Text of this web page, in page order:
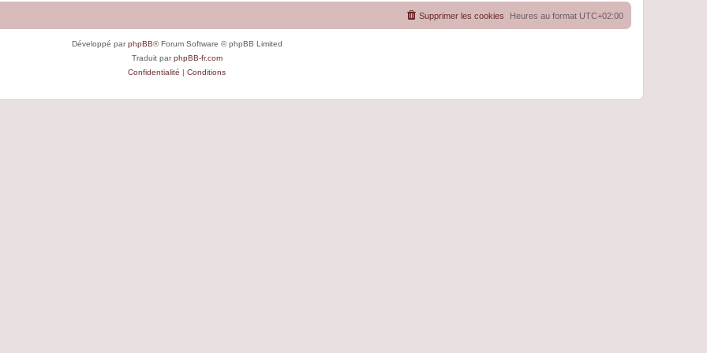
Heures au format UTC+02:00
Supprimer les cookies
Développé parphpBB® Forum Software © phpBB Limited
Traduit parphpBB-fr.com
Confidentialité | Conditions